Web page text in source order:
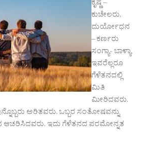
ಕೃಷ್ಣ –
ಕುಚೇಲರು,
ದುರ್ಯೋಧನ
– ಕರ್ಣರು
ಸಂಗ್ಯಾ- ಬಾಳ್ಯಾ
ಇವರೆಲ್ಲರೂ
ಗೆಳೆತನದಲ್ಲಿ
ಮಿತಿ
ಮೀರಿದವರು.
ಅರಿತವರು. ಒಬ್ಬರ ಸಂತೋಷವನ್ನು
ಆಚರಿಸಿದವರು. ಇದು ಗೆಳೆತನದ ಪರಮೋನ್ನತ